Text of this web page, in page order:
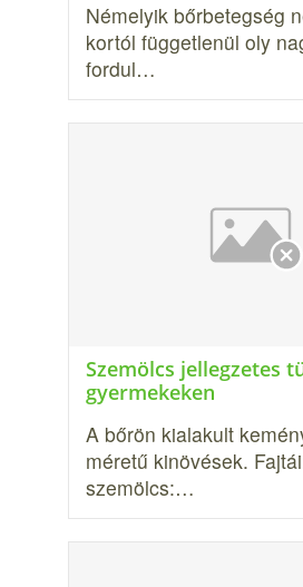
Némelyik bőrbetegség
kortól függetlenül oly
fordul…
Szemölcs jellegzetes
gyermekeken
A bőrön kialakult
méretű kinövések.
szemölcs:…